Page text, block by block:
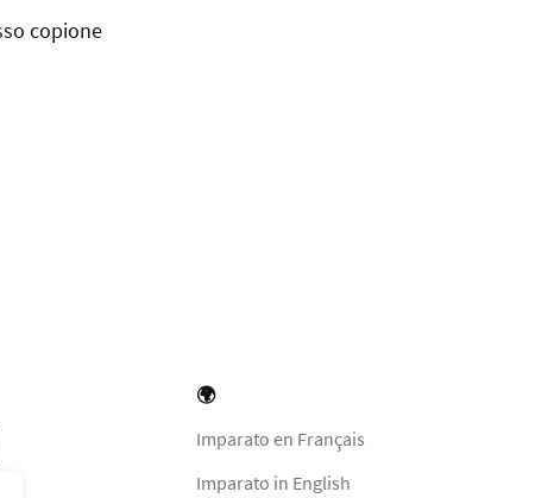
copione
🌍
Imparato en Français
Imparato in English